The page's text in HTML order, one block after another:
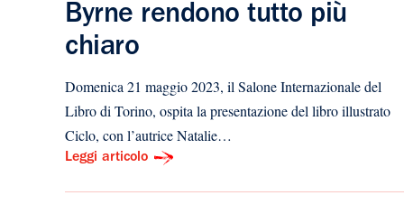
Byrne rendono tutto più
chiaro
Domenica 21 maggio 2023, il Salone Internazionale del
Libro di Torino, ospita la presentazione del libro illustrato
Ciclo, con l’autrice Natalie…
Leggi articolo